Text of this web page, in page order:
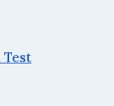
Test